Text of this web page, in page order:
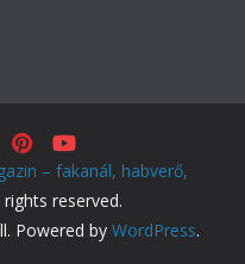
– fakanál, habverő,
rights reserved.
Powered by WordPress.